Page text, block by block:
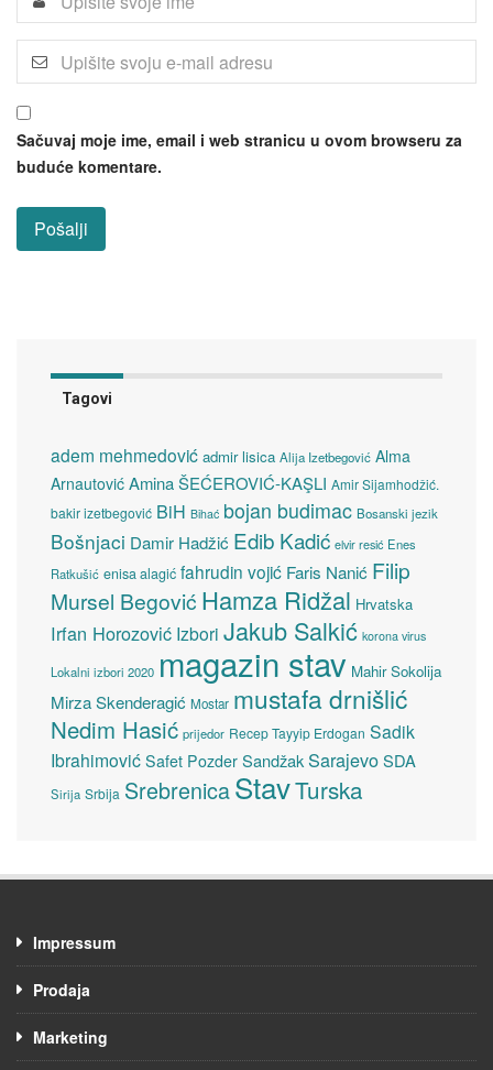
Sačuvaj moje ime, email i web stranicu u ovom browseru za
buduće komentare.
Tagovi
adem mehmedović admir lisica Alija Izetbegović Alma
Arnautović Amina ŠEĆEROVIĆ-KAŞLI Amir Sijamhodžić.
bakir izetbegović BiH Bihać bojan budimac Bosanski jezik
Bošnjaci Damir Hadžić Edib Kadić elvir resić Enes
Ratkušić enisa alagić fahrudin vojić Faris Nanić Filip
Mursel Begović Hamza Ridžal Hrvatska
Irfan Horozović Izbori Jakub Salkić korona virus
Lokalni izbori 2020 magazin stav Mahir Sokolija
Mirza Skenderagić Mostar mustafa drnišlić
Nedim Hasić prijedor Recep Tayyip Erdogan Sadik
Ibrahimović Safet Pozder SandžakSarajevoSDA
Sirija Srbija SrebrenicaStavTurska
Impressum
Prodaja
Marketing